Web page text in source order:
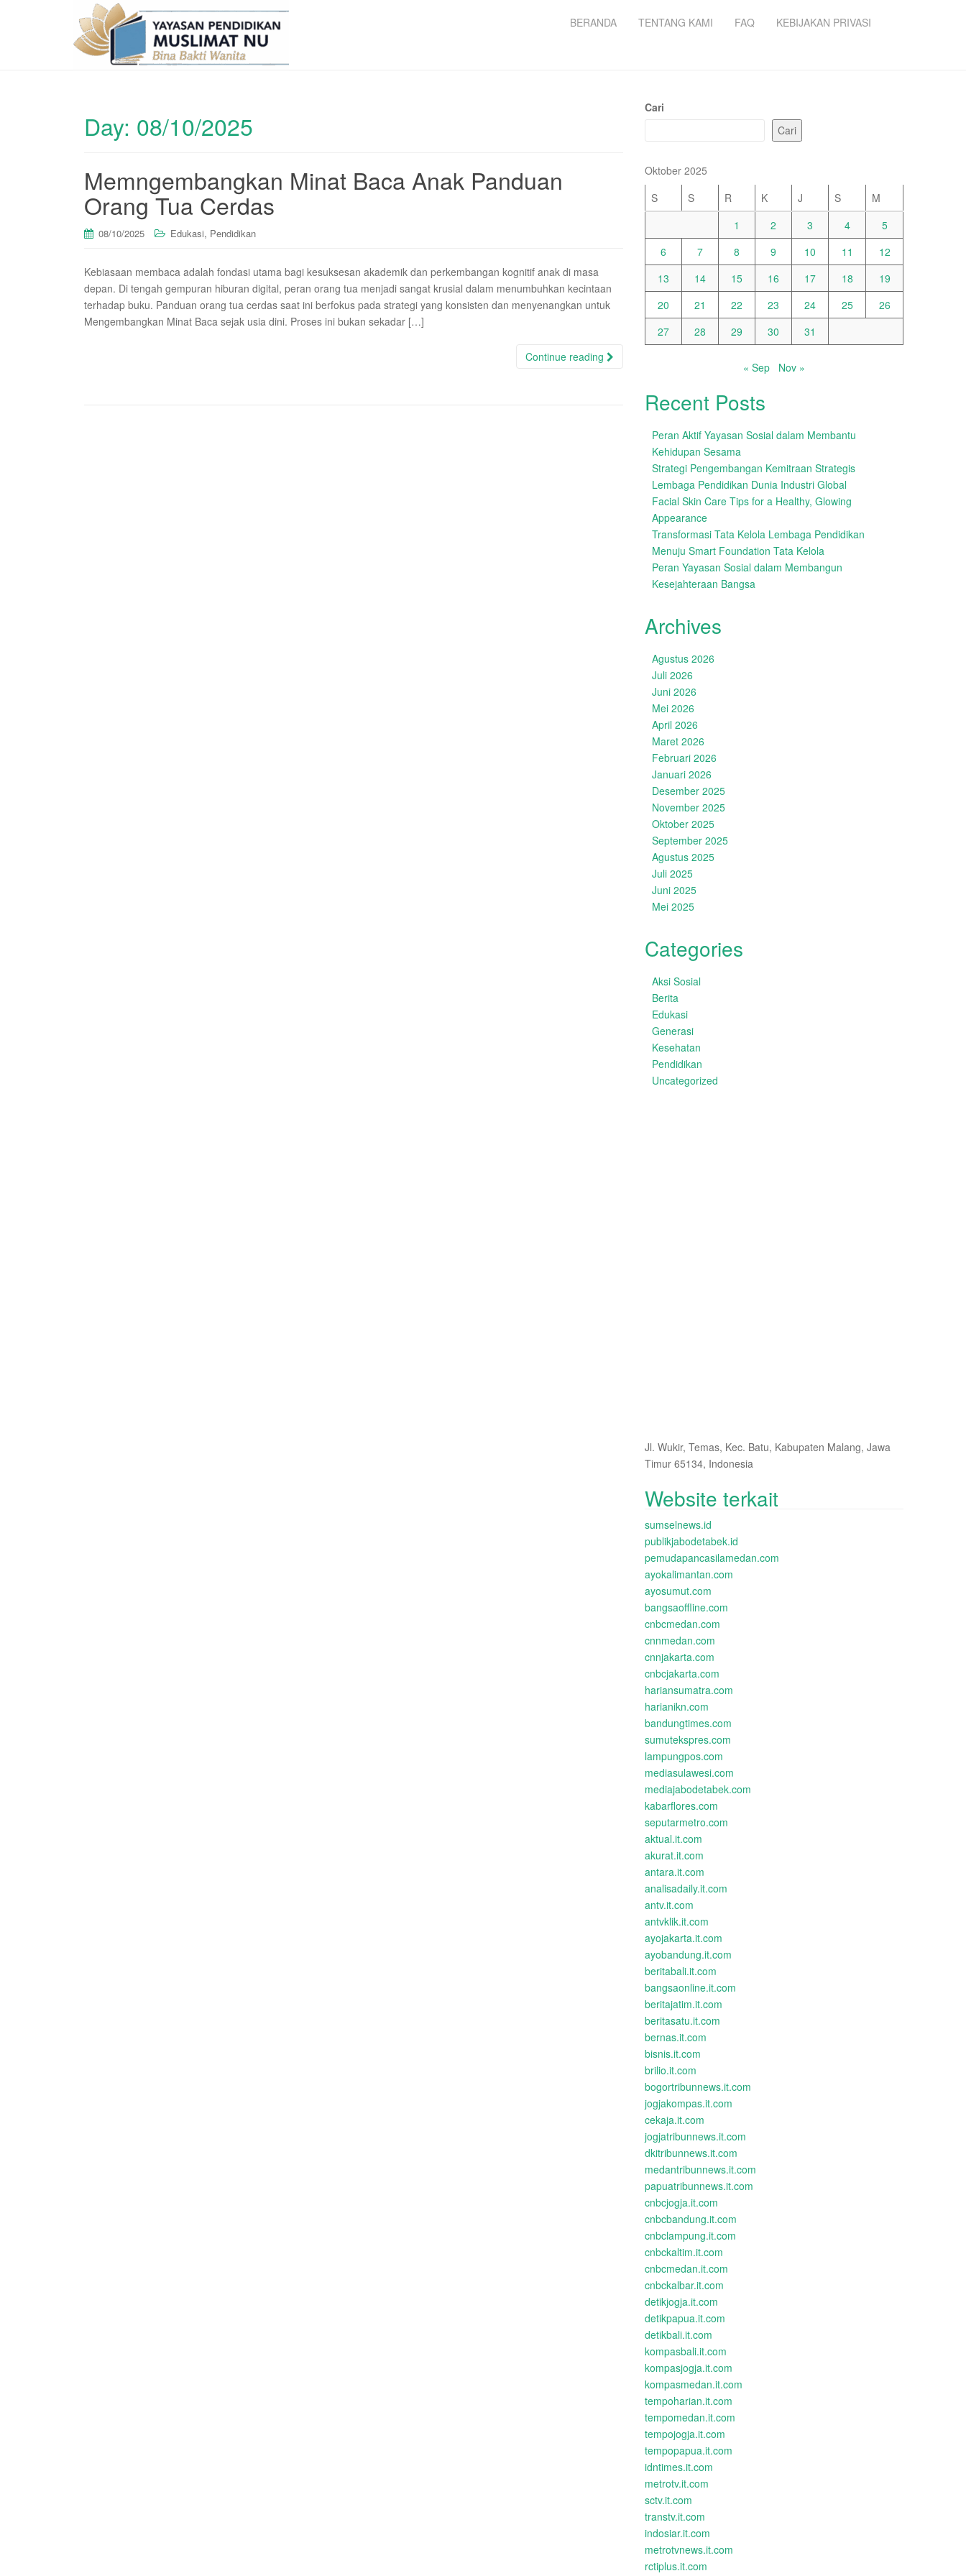
BERANDA TENTANG KAMI FAQ KEBIJAKAN PRIVASI
Day: 08/10/2025
Memngembangkan Minat Baca Anak Panduan
Orang Tua Cerdas
08/10/2025 Edukasi, Pendidikan
Kebiasaan membaca adalah fondasi utama bagi kesuksesan akademik dan perkembangan kognitif anak di masa
depan. Di tengah gempuran hiburan digital, peran orang tua menjadi sangat krusial dalam menumbuhkan kecintaan
terhadap buku. Panduan orang tua cerdas saat ini berfokus pada strategi yang konsisten dan menyenangkan untuk
Mengembangkan Minat Baca sejak usia dini. Proses ini bukan sekadar […]
Continue reading
Cari
Cari
Oktober 2025
S
S R K J S
M
1
2 3 4
5
6
7 8 9 10 11
12
13
14 15 16 17 18
19
20
21 22 23 24 25
26
27
28 29 30 31
« Sep Nov »
Recent Posts
Peran Aktif Yayasan Sosial dalam Membantu
Kehidupan Sesama
Strategi Pengembangan Kemitraan Strategis
Lembaga Pendidikan Dunia Industri Global
Facial Skin Care Tips for a Healthy, Glowing
Appearance
Transformasi Tata Kelola Lembaga Pendidikan
Menuju Smart Foundation Tata Kelola
Peran Yayasan Sosial dalam Membangun
Kesejahteraan Bangsa
Archives
Agustus 2026
Juli 2026
Juni 2026
Mei 2026
April 2026
Maret 2026
Februari 2026
Januari 2026
Desember 2025
November 2025
Oktober 2025
September 2025
Agustus 2025
Juli 2025
Juni 2025
Mei 2025
Categories
Aksi Sosial
Berita
Edukasi
Generasi
Kesehatan
Pendidikan
Uncategorized
Jl. Wukir, Temas, Kec. Batu, Kabupaten Malang, Jawa
Timur 65134, Indonesia
Website terkait
sumselnews.id
publikjabodetabek.id
pemudapancasilamedan.com
ayokalimantan.com
ayosumut.com
bangsaoffline.com
cnbcmedan.com
cnnmedan.com
cnnjakarta.com
cnbcjakarta.com
hariansumatra.com
harianikn.com
bandungtimes.com
sumutekspres.com
lampungpos.com
mediasulawesi.com
mediajabodetabek.com
kabarflores.com
seputarmetro.com
aktual.it.com
akurat.it.com
antara.it.com
analisadaily.it.com
antv.it.com
antvklik.it.com
ayojakarta.it.com
ayobandung.it.com
beritabali.it.com
bangsaonline.it.com
beritajatim.it.com
beritasatu.it.com
bernas.it.com
bisnis.it.com
brilio.it.com
bogortribunnews.it.com
jogjakompas.it.com
cekaja.it.com
jogjatribunnews.it.com
dkitribunnews.it.com
medantribunnews.it.com
papuatribunnews.it.com
cnbcjogja.it.com
cnbcbandung.it.com
cnbclampung.it.com
cnbckaltim.it.com
cnbcmedan.it.com
cnbckalbar.it.com
detikjogja.it.com
detikpapua.it.com
detikbali.it.com
kompasbali.it.com
kompasjogja.it.com
kompasmedan.it.com
tempoharian.it.com
tempomedan.it.com
tempojogja.it.com
tempopapua.it.com
idntimes.it.com
metrotv.it.com
sctv.it.com
transtv.it.com
indosiar.it.com
metrotvnews.it.com
rctiplus.it.com